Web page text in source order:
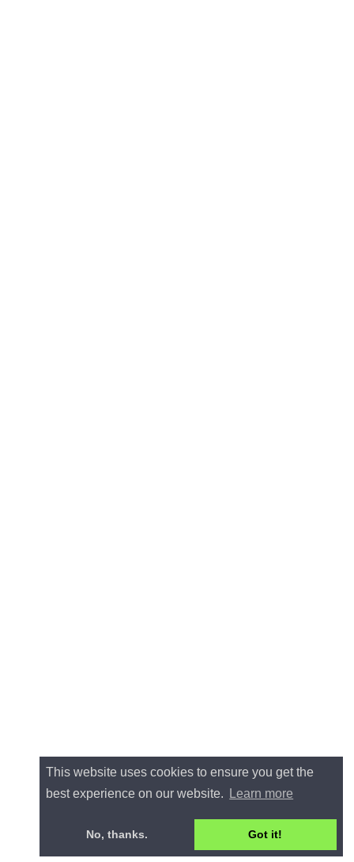
This website uses cookies to ensure you get the
best experience on our website.
Learn more
No, thanks. Got it!